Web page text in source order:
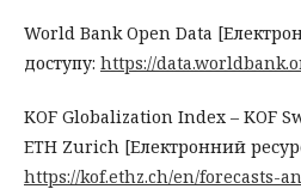
World Bank Open Data
доступу: https://
KOF Globalization Index – KOF
ETH Zurich [Електронний
https://kof.ethz.ch/en/forecasts-